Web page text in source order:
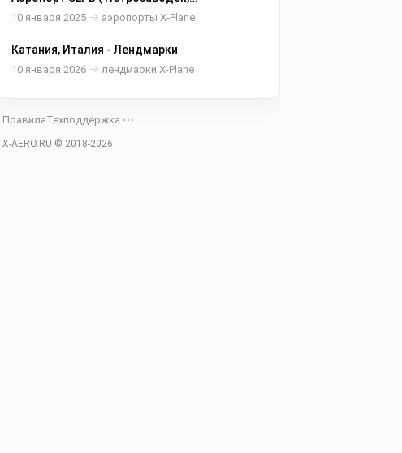
Россия )
10 января 2025 аэропорты X-Plane
Катания, Италия - Лендмарки
10 января 2026 лендмарки X-Plane
ПравилаТехподдержка
X-AERO.RU © 2018-2026